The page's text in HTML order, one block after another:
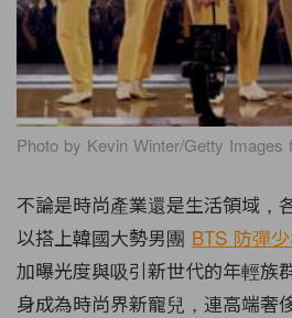
Photo by Kevin Winter/Getty Images
不論是時尚產業還是生活領域，
以搭上韓國大勢男團 BTS 防彈
加曝光度與吸引新世代的年輕族
身成為時尚界新寵兒，連高端奢